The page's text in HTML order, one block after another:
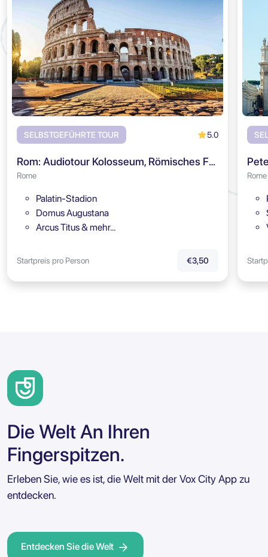
SELBSTGEFÜHRTE TOUR 5.0
Rom: Audiotour Kolosseum, Römisches Forum & Palatin
Rome
Palatin-Stadion
Domus Augustana
Arcus Titus & mehr…
Startpreis pro Person €3,50
Rome
Die Welt An Ihren
Fingerspitzen.
Erleben Sie, wie es ist, die Welt mit der Vox City App zu
entdecken.
Entdecken Sie die Welt